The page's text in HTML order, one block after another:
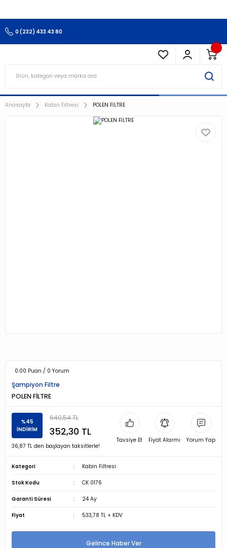
0 (232) 433 43 80
Anasayfa Kabin Filtresi POLEN FİLTRE
0.00 Puan / 0 Yorum
Şampiyon Filtre
POLEN FİLTRE
%45
İNDİRİM
640,54 TL
352,30 TL
36,87 TL den başlayan taksitlerle!
Tavsiye Et Fiyat Alarmı Yorum Yap
Kategori Kabin Filtresi
Stok Kodu CK 0176
Garanti Süresi 24 Ay
Fiyat 533,78 TL + KDV
Gelince Haber Ver